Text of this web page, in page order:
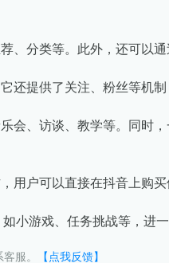
分类等。此外，还可以
提供了关注、粉丝等机
会、访谈、教学等。同时
用户可以直接在抖音上购买
小游戏、任务挑战等，进一
服。 【点我反馈】